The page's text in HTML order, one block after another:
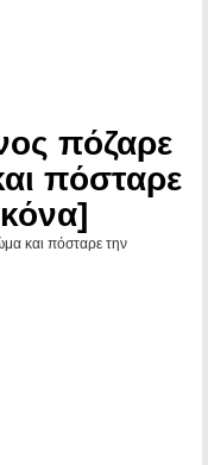
πόζαρε
πόσταρε